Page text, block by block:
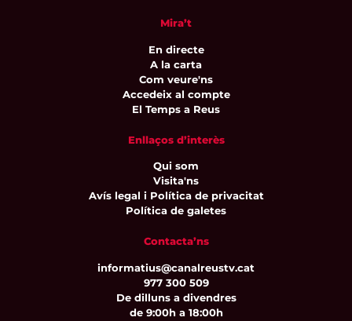
Mira’t
En directe
A la carta
Com veure'ns
Accedeix al compte
El Temps a Reus
Enllaços d’interès
Qui som
Visita'ns
Avís legal i Política de privacitat
Política de galetes
Contacta’ns
informatius@canalreustv.cat
977 300 509
De dilluns a divendres
de 9:00h a 18:00h